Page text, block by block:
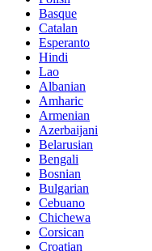
Basque
Catalan
Esperanto
Hindi
Lao
Albanian
Amharic
Armenian
Azerbaijani
Belarusian
Bengali
Bosnian
Bulgarian
Cebuano
Chichewa
Corsican
Croatian